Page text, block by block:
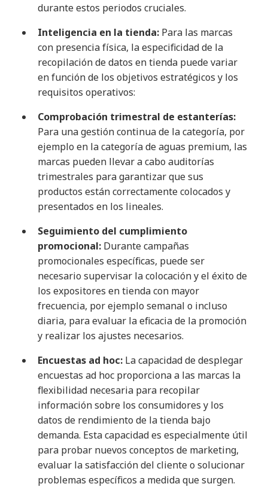
durante estos periodos cruciales.
Inteligencia en la tienda: Para las marcas
con presencia física, la especificidad de la
recopilación de datos en tienda puede variar
en función de los objetivos estratégicos y los
requisitos operativos:
Comprobación trimestral de estanterías:
Para una gestión continua de la categoría, por
ejemplo en la categoría de aguas premium, las
marcas pueden llevar a cabo auditorías
trimestrales para garantizar que sus
productos están correctamente colocados y
presentados en los lineales.
Seguimiento del cumplimiento
promocional: Durante campañas
promocionales específicas, puede ser
necesario supervisar la colocación y el éxito de
los expositores en tienda con mayor
frecuencia, por ejemplo semanal o incluso
diaria, para evaluar la eficacia de la promoción
y realizar los ajustes necesarios.
Encuestas ad hoc: La capacidad de desplegar
encuestas ad hoc proporciona a las marcas la
flexibilidad necesaria para recopilar
información sobre los consumidores y los
datos de rendimiento de la tienda bajo
demanda. Esta capacidad es especialmente útil
para probar nuevos conceptos de marketing,
evaluar la satisfacción del cliente o solucionar
problemas específicos a medida que surgen.